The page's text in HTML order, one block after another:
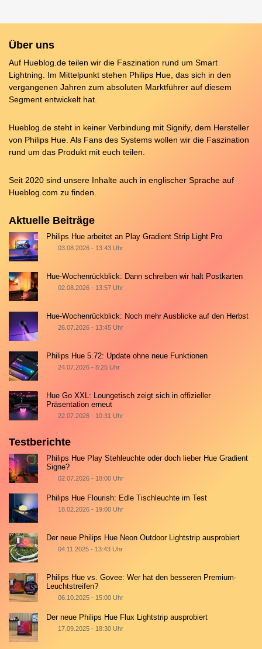
Über uns
Auf Hueblog.de teilen wir die Faszination rund um Smart
Lightning. Im Mittelpunkt stehen Philips Hue, das sich in den
vergangenen Jahren zum absoluten Marktführer auf diesem
Segment entwickelt hat.
Hueblog.de steht in keiner Verbindung mit Signify, dem Hersteller
von Philips Hue. Als Fans des Systems wollen wir die Faszination
rund um das Produkt mit euch teilen.
Seit 2020 sind unsere Inhalte auch in englischer Sprache auf
Hueblog.com zu finden.
Aktuelle Beiträge
Philips Hue arbeitet an Play Gradient Strip Light Pro
03.08.2026 - 13:43 Uhr
Hue-Wochenrückblick: Dann schreiben wir halt Postkarten
02.08.2026 - 13:57 Uhr
Hue-Wochenrückblick: Noch mehr Ausblicke auf den Herbst
26.07.2026 - 13:45 Uhr
Philips Hue 5.72: Update ohne neue Funktionen
24.07.2026 - 8:25 Uhr
Hue Go XXL: Loungetisch zeigt sich in offizieller
Präsentation erneut
22.07.2026 - 10:31 Uhr
Testberichte
Philips Hue Play Stehleuchte oder doch lieber Hue Gradient
Signe?
02.07.2026 - 18:00 Uhr
Philips Hue Flourish: Edle Tischleuchte im Test
18.02.2026 - 19:00 Uhr
Der neue Philips Hue Neon Outdoor Lightstrip ausprobiert
04.11.2025 - 13:43 Uhr
Philips Hue vs. Govee: Wer hat den besseren Premium-
Leuchtstreifen?
06.10.2025 - 15:00 Uhr
Der neue Philips Hue Flux Lightstrip ausprobiert
17.09.2025 - 18:30 Uhr